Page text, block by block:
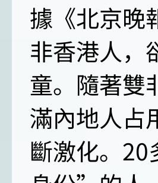
據《北京
非香港人，
童。隨著雙
滿內地人占
斷激化。